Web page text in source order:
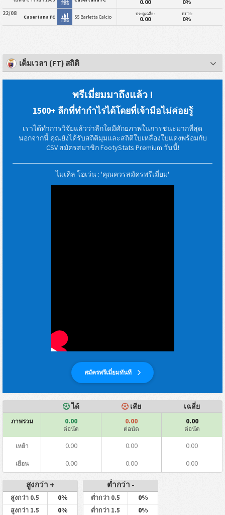
สถิติ 0.00 0%
22/08 Casertana FC
สถิติ
SS Barletta Calcio ประตูเฉลี่ย:
0.00
BTTS:
0%
เต็มเวลา (FT) สถิติ
พรีเมี่ยมมาถึงแล้ว !
1500+ ลีกที่ทำกำไรได้โดยที่เจ้ามือไม่ค่อยรู้
เราได้ทำการวิจัยแล้วว่าลีกใดมีศักยภาพในการชนะมากที่สุด
นอกจากนี้ คุณยังได้รับสถิติมุมและสถิติใบเหลืองใบแดงพร้อมกับ
CSV สมัครสมาชิก FootyStats Premium วันนี้!
สมัครพรีเมี่ยมทันที
ไมเคิล โอเว่น : 'คุณควรสมัครพรีเมี่ยม'
ได้ เสีย เฉลี่ย
ภาพรวม 0.00
ต่อนัด
0.00
ต่อนัด
0.00
ต่อนัด
เหย้า 0.00 0.00 0.00
เยือน 0.00 0.00 0.00
สูงกว่า +
สูงกว่า 0.5 0%
สูงกว่า 1.5 0%
ต่ำกว่า -
ต่ำกว่า 0.5 0%
ต่ำกว่า 1.5 0%